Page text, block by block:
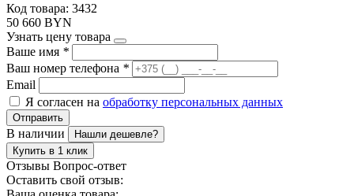
Код товара: 3432
50 660 BYN
Узнать цену товара
Ваше имя *
Ваш номер телефона *
Email
Я согласен на обработку персональных данных
Отправить
В наличии
Нашли дешевле?
Купить в 1 клик
Отзывы Вопрос-ответ
Оставить свой отзыв: